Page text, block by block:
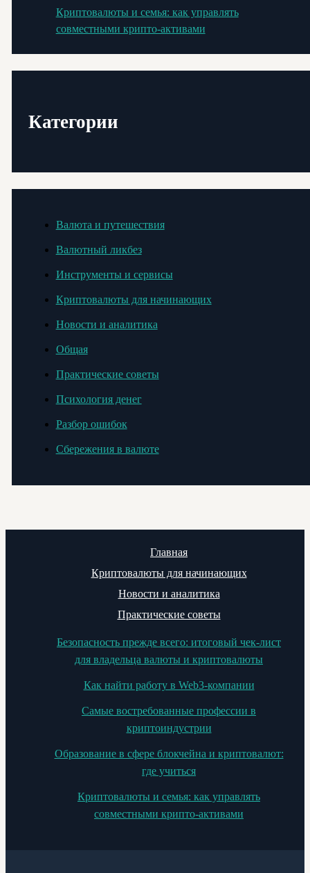
Криптовалюты и семья: как управлять
совместными крипто-активами
Категории
Валюта и путешествия
Валютный ликбез
Инструменты и сервисы
Криптовалюты для начинающих
Новости и аналитика
Общая
Практические советы
Психология денег
Разбор ошибок
Сбережения в валюте
Главная
Криптовалюты для начинающих
Новости и аналитика
Практические советы
Безопасность прежде всего: итоговый чек-лист
для владельца валюты и криптовалюты
Как найти работу в Web3-компании
Самые востребованные профессии в
криптоиндустрии
Образование в сфере блокчейна и криптовалют:
где учиться
Криптовалюты и семья: как управлять
совместными крипто-активами